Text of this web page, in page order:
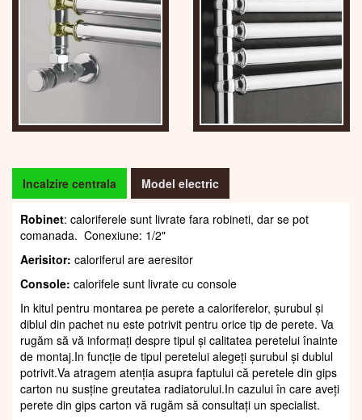
Incalzire centrala Model electric
Robinet: caloriferele sunt livrate fara robineti, dar se pot
comanada. Conexiune: 1/2"
Aerisitor: caloriferul are aeresitor
Console: calorifele sunt livrate cu console
In kitul pentru montarea pe perete a caloriferelor, șurubul și
diblul din pachet nu este potrivit pentru orice tip de perete. Va
rugăm să vă informați despre tipul și calitatea peretelui înainte
de montaj.In funcție de tipul peretelui alegeți șurubul și dublul
potrivit.Va atragem atenția asupra faptului că peretele din gips
carton nu susține greutatea radiatorului.In cazului în care aveți
perete din gips carton vă rugăm să consultați un specialist.